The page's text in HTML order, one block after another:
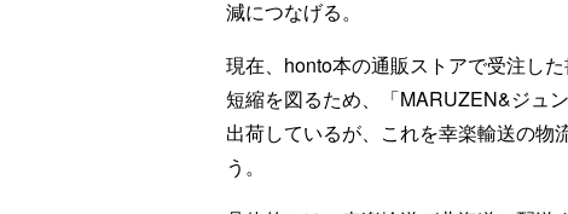
減につなげる。
現在、honto本の通販ストアで受注し
短縮を図るため、「MARUZEN&ジュ
出荷しているが、これを幸楽輸送の物
う。